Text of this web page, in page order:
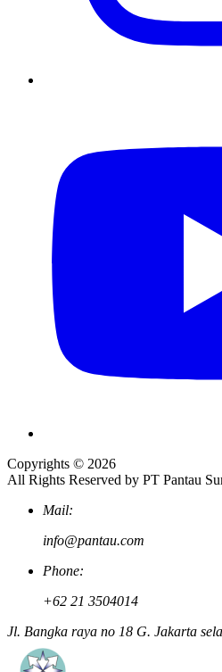
Copyrights © 2026
All Rights Reserved by PT Pantau
Mail:
info@pantau.com
Phone:
+62 21 3504014
Jl. Bangka raya no 18 G. Jakarta